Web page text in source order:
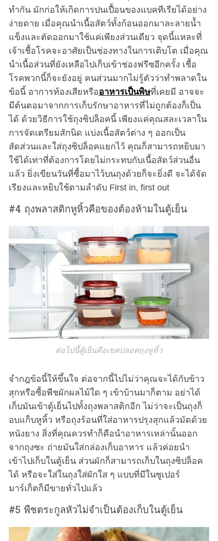
ทำกัน มักก่อให้เกิดการปนเปื้อนของแบคทีเรียได้อย่าง
ง่ายดาย เมื่อคุณนำเนื้อสัตว์ทั้งก้อนออกมาละลายน้ำ
แข็งและตัดออกมาใช้แค่เพียงส่วนเดียว จุดนี้แหละที่
เจ้าเชื้อโรคจะอาศัยเป็นช่องทางในการเติบโต เมื่อคุณ
นำเนื้อส่วนที่ยังเหลือไปเก็บเข้าช่องฟรีซอีกครั้ง เชื้อ
โรคพวกนี้ก็จะยังอยู่ คนส่วนมากไม่รู้ตัวว่าทำพลาดใน
ข้อนี้ อาการท้องเสียหรืออาหารเป็นพิษที่เคยมี อาจจะ
มีต้นตอมาจากการเก็บรักษาอาหารที่ไม่ถูกต้องก็เป็น
ได้ ด้วยวิธีการใช้ถุงซิปล็อคนี้ เพียงแค่คุณสละเวลาใน
การจัดเตรียมสักนิด แบ่งเนื้อสัตว์ต่าง ๆ ออกเป็น
สัดส่วนและใส่ถุงซิปล็อคแยกไว้ คุณก็สามารถหยิบมา
ใช้ได้เท่าที่ต้องการโดยไม่กระทบกับเนื้อสัตว์ส่วนอื่น
แล้ว ยิ่งเขียนวันที่ซื้อมาไว้บนถุงด้วยก็จะยิ่งดี จะได้จัด
เรียงและหยิบใช้ตามลำดับ First in, first out
#4 ถุงพลาสติกหูหิ้วคือของต้องห้ามในตู้เย็น
ต่อไปนี้ตู้เย็นคือเขตปลอดถุงหูหิ้ว
จำกฎข้อนี้ให้ขึ้นใจ ต่อจากนี้ไปไม่ว่าคุณจะได้กับข้าว
สุกหรือซื้อพืชผักผลไม้ใด ๆ เข้าบ้านมาก็ตาม อย่าได้
เก็บมันเข้าตู้เย็นไปทั้งถุงพลาสติกอีก ไม่ว่าจะเป็นถุงก็
อบแก็บหูหิ้ว หรือถุงร้อนที่ใส่อาหารปรุงสุกแล้วมัดด้วย
หนังยาง สิ่งที่คุณควรทำก็คือนำอาหารเหล่านั้นออก
จากถุงซะ ถ่ายมันใส่กล่องเก็บอาหาร แล้วค่อยนำ
เข้าไปเก็บในตู้เย็น ส่วนผักก็สามารถเก็บในถุงซิปล็อค
ได้ หรือจะใส่ในถุงใส่ผักใส ๆ แบบที่มีในซูเปอร์
มาร์เก็ตก็มีขายทั่วไปแล้ว
#5 พืชตระกูลหัวไม่จำเป็นต้องเก็บในตู้เย็น